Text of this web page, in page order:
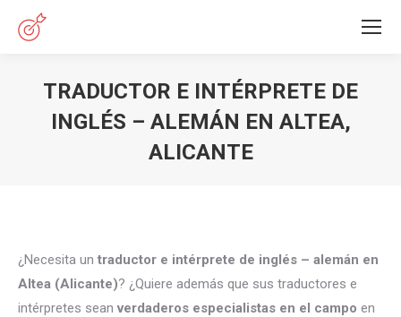
TRADUCTOR E INTÉRPRETE DE
INGLÉS – ALEMÁN EN ALTEA,
ALICANTE
¿Necesita un traductor e intérprete de inglés – alemán en
Altea (Alicante)? ¿Quiere además que sus traductores e
intérpretes sean verdaderos especialistas en el campo en